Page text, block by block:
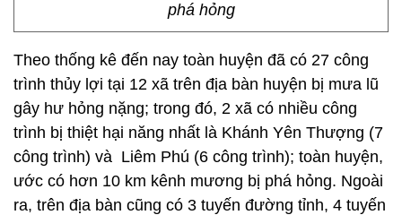
phá hỏng
Theo thống kê đến nay toàn huyện đã có 27 công
trình thủy lợi tại 12 xã trên địa bàn huyện bị mưa lũ
gây hư hỏng nặng; trong đó, 2 xã có nhiều công
trình bị thiệt hại năng nhất là Khánh Yên Thượng (7
công trình) và Liêm Phú (6 công trình); toàn huyện,
ước có hơn 10 km kênh mương bị phá hỏng. Ngoài
ra, trên địa bàn cũng có 3 tuyến đường tỉnh, 4 tuyến